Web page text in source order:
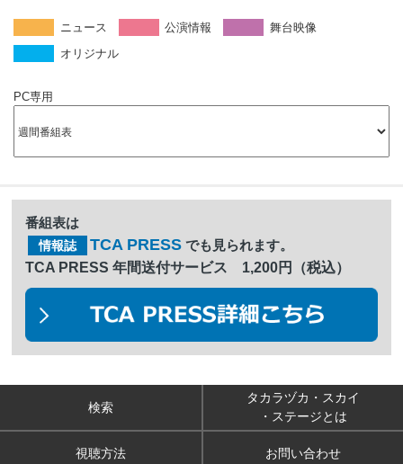
ニュース 公演情報
舞台映像
オリジナル
PC専用
番組表は
情報誌 TCA PRESS でも見られます。
TCA PRESS 年間送付サービス 1,200円（税込）
検索
タカラヅカ・スカイ
・ステージとは
視聴方法 お問い合わせ